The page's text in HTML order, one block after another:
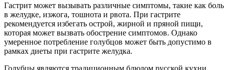
Гастрит может вызывать различные симптомы, такие как боль
в желудке, изжога, тошнота и рвота. При гастрите
рекомендуется избегать острой, жирной и пряной пищи,
которая может вызвать обострение симптомов. Однако
умеренное потребление голубцов может быть допустимо в
рамках диеты при гастрите желудка.
Голубцы являются традиционным блюдом русской кухни,